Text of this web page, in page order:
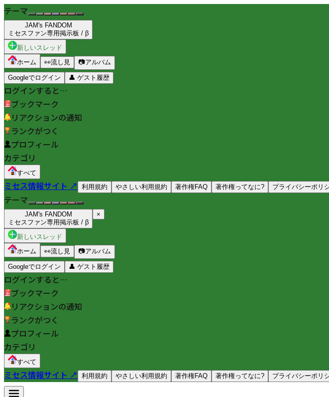
テーマ
JAM's FANDOM
ミセスファン専用掲示板 / β
新しいスレッド
ホーム
👀流し見 📷アルバム
Googleでログイン 👤 ゲスト履歴
ログインすると…
ブックマーク
リアクションの通知
ランクがつく
プロフィール
カテゴリ
すべて
ミセス情報サイト ↗ 利用規約 やさしい利用規約 著作権FAQ 著作権ってなに? プライバシーポリ
テーマ
JAM's FANDOM
ミセスファン専用掲示板 / β
×
新しいスレッド
ホーム
👀流し見 📷アルバム
Googleでログイン 👤 ゲスト履歴
ログインすると…
ブックマーク
リアクションの通知
ランクがつく
プロフィール
カテゴリ
すべて
ミセス情報サイト ↗ 利用規約 やさしい利用規約 著作権FAQ 著作権ってなに? プライバシーポリ